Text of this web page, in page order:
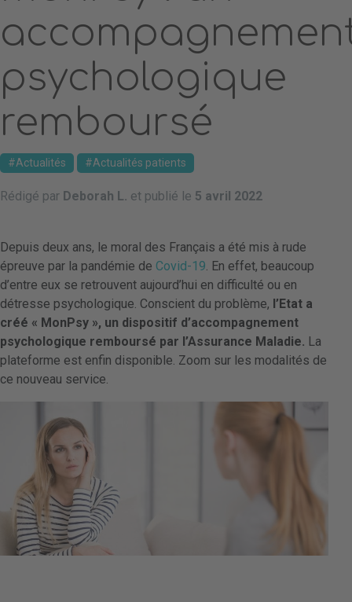
psychologique
remboursé
Actualités Actualités patients
Rédigé par Deborah L. et publié le 5 avril 2022
Depuis deux ans, le moral des Français a été mis à rude
épreuve par la pandémie de Covid-19. En effet, beaucoup
d’entre eux se retrouvent aujourd’hui en difficulté ou en
détresse psychologique. Conscient du problème, l’Etat a
créé « MonPsy », un dispositif d’accompagnement
psychologique remboursé par l’Assurance Maladie. La
plateforme est enfin disponible. Zoom sur les modalités de
ce nouveau service.